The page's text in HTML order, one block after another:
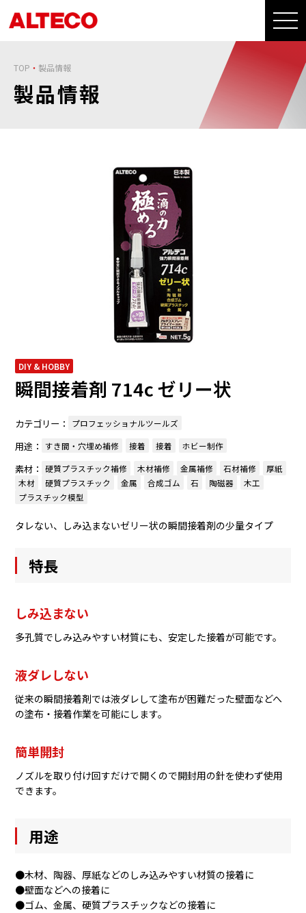
TOP 製品情報
製品情報
DIY & HOBBY
瞬間接着剤 714c ゼリー状
カテゴリー： プロフェッショナルツールズ
用途： すき間・穴埋め補修 接着 接着 ホビー制作
素材： 硬質プラスチック補修 木材補修 金属補修 石材補修
厚紙
木材
硬質プラスチック 金属 合成ゴム 石 陶磁器
木工
プラスチック模型
タレない、しみ込まないゼリー状の瞬間接着剤の少量タイプ
特長
しみ込まない
多孔質でしみ込みやすい材質にも、安定した接着が可能です。
液ダレしない
従来の瞬間接着剤では液ダレして塗布が困難だった壁面などへ
の塗布・接着作業を可能にします。
簡単開封
ノズルを取り付け回すだけで開くので開封用の針を使わず使用
できます。
用途
●木材、陶器、厚紙などのしみ込みやすい材質の接着に
●壁面などへの接着に
●ゴム、金属、硬質プラスチックなどの接着に